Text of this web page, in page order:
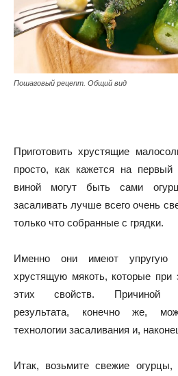
Пошаговый рецепт. Общий вид
Приготовить хрустящие
просто, как кажется на
виной могут быть сами
засаливать лучше всего очень
только что собранные с грядки.
Именно они имеют упругую
хрустящую мякоть, которые при
этих свойств. Причиной
результата, конечно же,
технологии засаливания и,
Итак, возьмите свежие